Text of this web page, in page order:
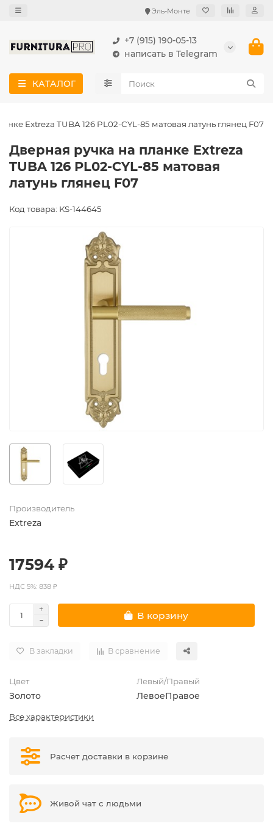
Эль-Монте
+7 (915) 190-05-13
написать в Telegram
КАТАЛОГ
Extreza TUBA 126 PL02-CYL-85 матовая латунь глянец F07
Дверная ручка на планке Extreza
TUBA 126 PL02-CYL-85 матовая
латунь глянец F07
Код товара: KS-144645
Производитель
Extreza
17594 ₽
НДС 5%: 838 ₽
В корзину
В закладки В сравнение
Цвет
Золото
Левый/Правый
ЛевоеПравое
Все характеристики
Расчет доставки в корзине
Живой чат с людьми